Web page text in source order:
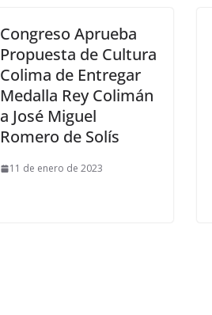
Congreso Aprueba
Propuesta de Cultura
Colima de Entregar
Medalla Rey Colimán
a José Miguel
Romero de Solís
11 de enero de 2023